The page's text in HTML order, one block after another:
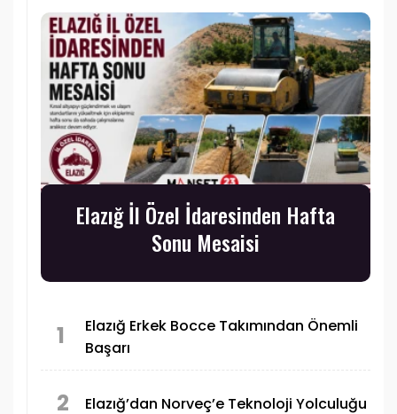
Elazığ İl Özel İdaresinden Hafta
Sonu Mesaisi
1
Elazığ Erkek Bocce Takımından Önemli
Başarı
2 Elazığ’dan Norveç’e Teknoloji Yolculuğu